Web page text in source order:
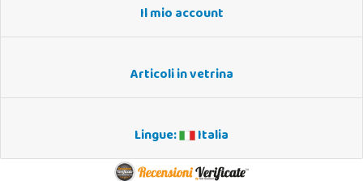
Il mio account
Articoli in vetrina
Lingue: Italia